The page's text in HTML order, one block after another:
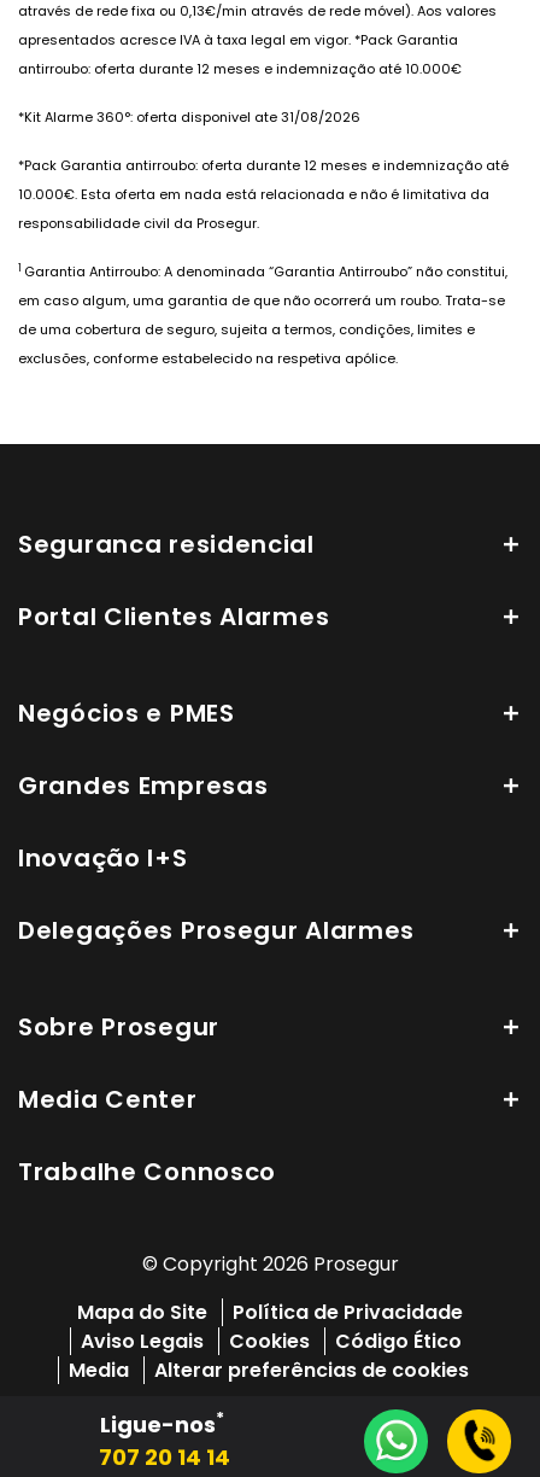
através de rede fixa ou 0,13€/min através de rede móvel). Aos valores
apresentados acresce IVA à taxa legal em vigor. *Pack Garantia
antirroubo: oferta durante 12 meses e indemnização até 10.000€
*Kit Alarme 360°: oferta disponivel ate 31/08/2026
*Pack Garantia antirroubo: oferta durante 12 meses e indemnização até
10.000€. Esta oferta em nada está relacionada e não é limitativa da
responsabilidade civil da Prosegur.
1 Garantia Antirroubo: A denominada “Garantia Antirroubo” não constitui,
em caso algum, uma garantia de que não ocorrerá um roubo. Trata-se
de uma cobertura de seguro, sujeita a termos, condições, limites e
exclusões, conforme estabelecido na respetiva apólice.
Ligue-nos*
707 20 14 14
Seguranca residencial
Portal Clientes Alarmes
Negócios e PMES
Grandes Empresas
Inovação I+S
Delegações Prosegur Alarmes
Sobre Prosegur
Media Center
Trabalhe Connosco
© Copyright 2026 Prosegur
Mapa do Site
Política de Privacidade
Aviso Legais
Cookies
Código Ético
Media
Alterar preferências de cookies